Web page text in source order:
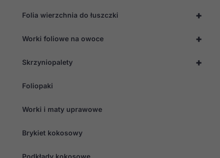
+
Folia wierzchnia do łuszczki
+
Worki foliowe na owoce
+
Skrzyniopalety
Foliopaki
Worki i maty uprawowe
Brykiet kokosowy
Podkłady kokosowe